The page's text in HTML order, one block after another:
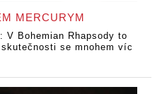
MERCURYM
V Bohemian Rhapsody to
se mnohem víc